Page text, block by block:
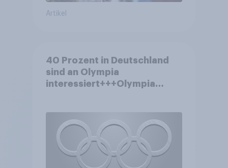
Artikel
40 Prozent in Deutschland
sind an Olympia
interessiert+++Olympia
Ausrüstung+++Umsatz
rückläufig